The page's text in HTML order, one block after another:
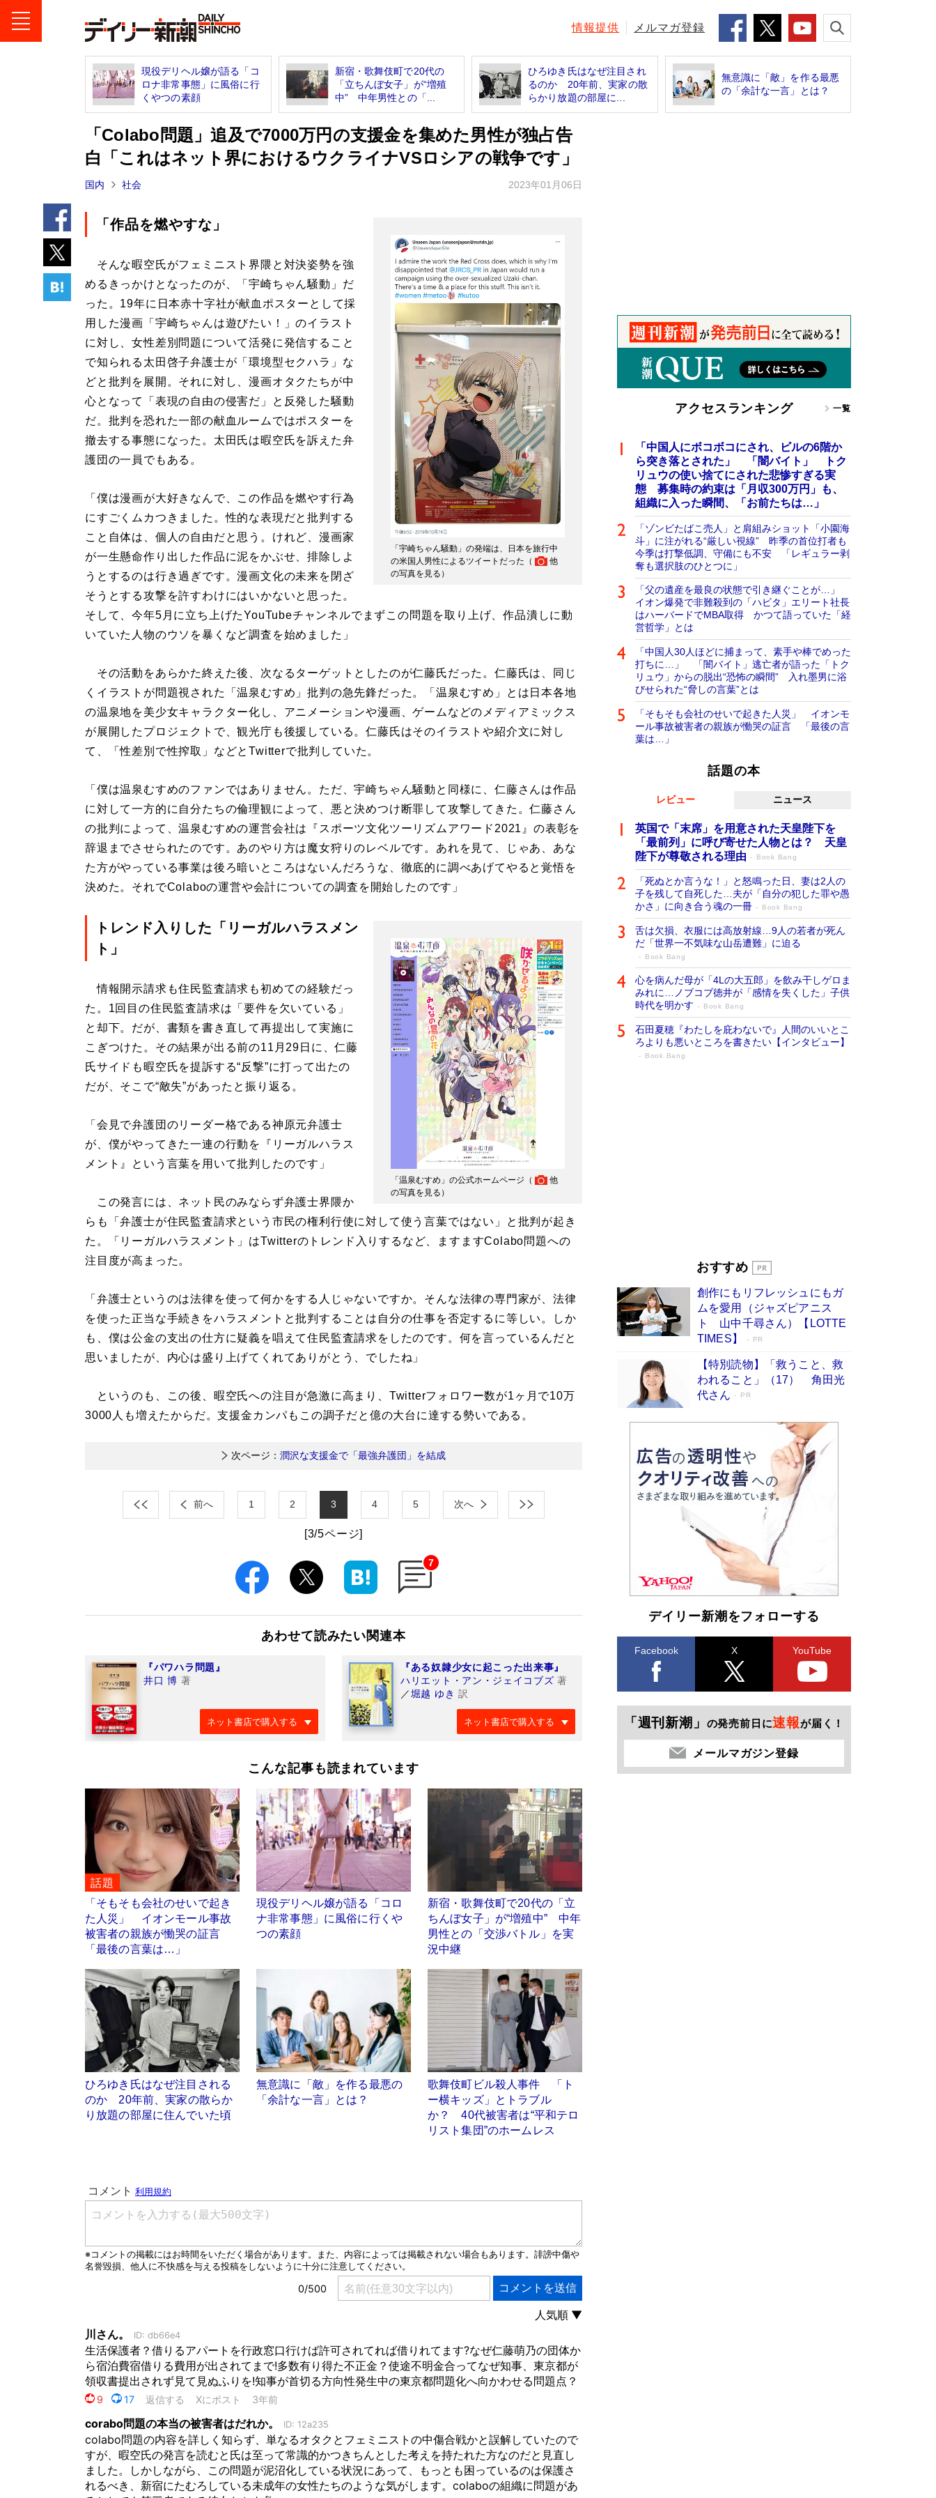
情報提供 メルマガ登録
現役デリヘル嬢が語る「コ
ロナ非常事態」に風俗に行
くやつの素顔
新宿・歌舞伎町で20代の
「立ちんぼ女子」が“増殖
中” 中年男性との「...
ひろゆき氏はなぜ注目され
るのか 20年前、実家の散
らかり放題の部屋に...
無意識に「敵」を作る最悪
の「余計な一言」とは？
「Colabo問題」追及で7000万円の支援金を集めた男性が独占告
白「これはネット界におけるウクライナVSロシアの戦争です」
国内 社会 2023年01月06日
「宇崎ちゃん騒動」の発端は、日本を旅行中
の米国人男性によるツイートだった（
他
の写真を見る ）
「作品を燃やすな」
そんな暇空氏がフェミニスト界隈と対決姿勢を強
めるきっかけとなったのが、「宇崎ちゃん騒動」だ
った。19年に日本赤十字社が献血ポスターとして採
用した漫画「宇崎ちゃんは遊びたい！」のイラスト
に対し、女性差別問題について活発に発信すること
で知られる太田啓子弁護士が「環境型セクハラ」な
どと批判を展開。それに対し、漫画オタクたちが中
心となって「表現の自由の侵害だ」と反発した騒動
だ。批判を恐れた一部の献血ルームではポスターを
撤去する事態になった。太田氏は暇空氏を訴えた弁
護団の一員でもある。
「僕は漫画が大好きなんで、この作品を燃やす行為
にすごくムカつきました。性的な表現だと批判する
こと自体は、個人の自由だと思う。けれど、漫画家
が一生懸命作り出した作品に泥をかぶせ、排除しよ
うとするのは行き過ぎです。漫画文化の未来を閉ざ
そうとする攻撃を許すわけにはいかないと思った。
そして、今年5月に立ち上げたYouTubeチャンネルでまずこの問題を取り上げ、作品潰しに動
いていた人物のウソを暴くなど調査を始めました」
その活動をあらかた終えた後、次なるターゲットとしたのが仁藤氏だった。仁藤氏は、同じ
くイラストが問題視された「温泉むすめ」批判の急先鋒だった。「温泉むすめ」とは日本各地
の温泉地を美少女キャラクター化し、アニメーションや漫画、ゲームなどのメディアミックス
が展開したプロジェクトで、観光庁も後援している。仁藤氏はそのイラストや紹介文に対し
て、「性差別で性搾取」などとTwitterで批判していた。
「僕は温泉むすめのファンではありません。ただ、宇崎ちゃん騒動と同様に、仁藤さんは作品
に対して一方的に自分たちの倫理観によって、悪と決めつけ断罪して攻撃してきた。仁藤さん
の批判によって、温泉むすめの運営会社は『スポーツ文化ツーリズムアワード2021』の表彰を
辞退までさせられたのです。あのやり方は魔女狩りのレベルです。あれを見て、じゃあ、あな
た方がやっている事業は後ろ暗いところはないんだろうな、徹底的に調べあげてやると覚悟を
決めた。それでColaboの運営や会計についての調査を開始したのです」
「温泉むすめ」の公式ホームページ（
他
の写真を見る ）
トレンド入りした「リーガルハラスメン
ト」
情報開示請求も住民監査請求も初めての経験だっ
た。1回目の住民監査請求は「要件を欠いている」
と却下。だが、書類を書き直して再提出して実施に
こぎつけた。その結果が出る前の11月29日に、仁藤
氏サイドも暇空氏を提訴する“反撃”に打って出たの
だが、そこで“敵失”があったと振り返る。
「会見で弁護団のリーダー格である神原元弁護士
が、僕がやってきた一連の行動を『リーガルハラス
メント』という言葉を用いて批判したのです」
この発言には、ネット民のみならず弁護士界隈か
らも「弁護士が住民監査請求という市民の権利行使に対して使う言葉ではない」と批判が起き
た。「リーガルハラスメント」はTwitterのトレンド入りするなど、ますますColabo問題への
注目度が高まった。
「弁護士というのは法律を使って何かをする人じゃないですか。そんな法律の専門家が、法律
を使った正当な手続きをハラスメントと批判することは自分の仕事を否定するに等しい。しか
も、僕は公金の支出の仕方に疑義を唱えて住民監査請求をしたのです。何を言っているんだと
思いましたが、内心は盛り上げてくれてありがとう、でしたね」
というのも、この後、暇空氏への注目が急激に高まり、Twitterフォロワー数が1ヶ月で10万
3000人も増えたからだ。支援金カンパもこの調子だと億の大台に達する勢いである。
次ページ： 潤沢な支援金で「最強弁護団」を結成
前へ 1 2 3 4 5 次へ
[3/5ページ]
7
あわせて読みたい関連本
『パワハラ問題』
井口 博 著
ネット書店で購入する
『ある奴隷少女に起こった出来事』
ハリエット・アン・ジェイコブズ 著
／堀越 ゆき 訳
ネット書店で購入する
こんな記事も読まれています
話題
「そもそも会社のせいで起き
た人災」 イオンモール事故
被害者の親族が慟哭の証言
「最後の言葉は…」
現役デリヘル嬢が語る「コロ
ナ非常事態」に風俗に行くや
つの素顔
新宿・歌舞伎町で20代の「立
ちんぼ女子」が“増殖中” 中年
男性との「交渉バトル」を実
況中継
ひろゆき氏はなぜ注目される
のか 20年前、実家の散らか
り放題の部屋に住んでいた頃
無意識に「敵」を作る最悪の
「余計な一言」とは？
歌舞伎町ビル殺人事件 「ト
ー横キッズ」とトラブル
か？ 40代被害者は“平和テロ
リスト集団”のホームレス
アクセスランキング 一覧
「中国人にボコボコにされ、ビルの6階か
ら突き落とされた」 「闇バイト」 トク
リュウの使い捨てにされた悲惨すぎる実
態 募集時の約束は「月収300万円」も、
組織に入った瞬間、「お前たちは…」
「ゾンビたばこ売人」と肩組みショット「小園海
斗」に注がれる“厳しい視線” 昨季の首位打者も
今季は打撃低調、守備にも不安 「レギュラー剥
奪も選択肢のひとつに」
「父の遺産を最良の状態で引き継ぐことが…」
イオン爆発で非難殺到の「ハビタ」エリート社長
はハーバードでMBA取得 かつて語っていた「経
営哲学」とは
「中国人30人ほどに捕まって、素手や棒でめった
打ちに…」 「闇バイト」逃亡者が語った「トク
リュウ」からの脱出“恐怖の瞬間” 入れ墨男に浴
びせられた“脅しの言葉”とは
「そもそも会社のせいで起きた人災」 イオンモ
ール事故被害者の親族が慟哭の証言 「最後の言
葉は…」
話題の本
レビュー ニュース
英国で「末席」を用意された天皇陛下を
「最前列」に呼び寄せた人物とは？ 天皇
陛下が尊敬される理由
Book Bang
「死ぬとか言うな！」と怒鳴った日、妻は2人の
子を残して自死した…夫が「自分の犯した罪や愚
かさ」に向き合う魂の一冊
Book Bang
舌は欠損、衣服には高放射線…9人の若者が死ん
だ「世界一不気味な山岳遭難」に迫る
Book Bang
心を病んだ母が「4Lの大五郎」を飲み干しゲロま
みれに…ノブコブ徳井が「感情を失くした」子供
時代を明かす
Book Bang
石田夏穂『わたしを庇わないで』人間のいいとこ
ろよりも悪いところを書きたい【インタビュー】
Book Bang
和田秀樹の70代、80代向け新書がベスト3を独
占 上半期1位にも選出［新書ベストセラー］
Book Bang
おすすめ
創作にもリフレッシュにもガ
ムを愛用（ジャズピアニス
ト 山中千尋さん）【LOTTE
TIMES】
PR
【特別読物】「救うこと、救
われること」（17） 角田光
代さん
PR
デイリー新潮をフォローする
Facebook X YouTube
「週刊新潮」 の発売前日に速報が届く！
メールマガジン登録